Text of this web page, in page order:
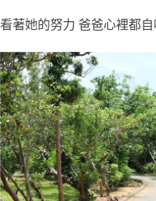
看著她的努力 爸爸心裡都